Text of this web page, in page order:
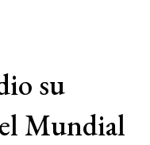
su
Mundial